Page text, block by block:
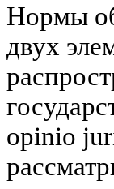
Нормы
двух
opinio